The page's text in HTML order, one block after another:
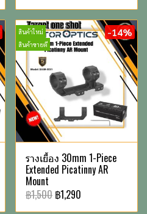
สินค้าใหม่
สินค้าขายดี
-14%
รางเยื้อง 30mm 1-Piece
Extended Picatinny AR
Mount
฿1,500 ฿1,290